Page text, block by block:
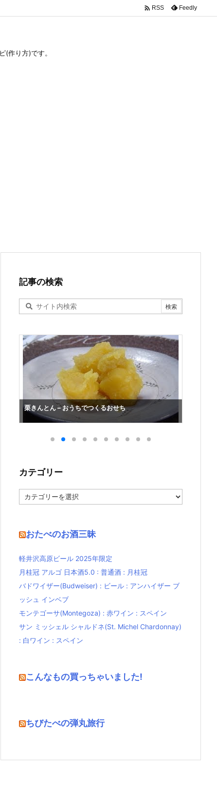
 RSS Feedly
(作り方)です。
記事の検索
栗きんとん – おうちでつくるおせち
カテゴリー
テ
ーおたべのお酒三昧
軽井沢高原ビール 2025年限定
月桂冠 アルゴ 日本酒5.0 : 普通酒 : 月桂冠
バドワイザー(Budweiser) : ビール : アンハイザー ブ
ッシュ インベブ
モンテゴーサ(Montegoza) : 赤ワイン : スペイン
サン ミッシェル シャルドネ(St. Michel Chardonnay)
: 白ワイン : スペイン
こんなもの買っちゃいました!
ちびたべの弾丸旅行